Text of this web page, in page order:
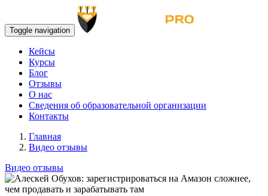
Toggle navigation
Кейсы
Курсы
Блог
Отзывы
О нас
Сведения об образовательной организации
Контакты
Главная
Видео отзывы
Видео отзывы